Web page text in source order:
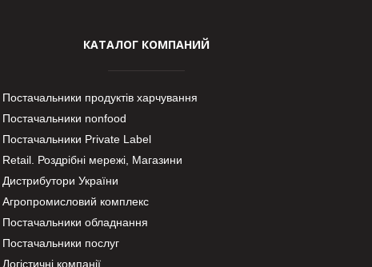
КАТАЛОГ КОМПАНИЙ
Постачальники продуктів харчування
Постачальники nonfood
Постачальники Private Label
Retail. Роздрібні мережі, Магазини
Дистрибутори України
Агропромисловий комплекс
Постачальники обладнання
Постачальники послуг
Логістичні компанії